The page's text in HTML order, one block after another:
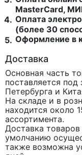
MasterCard,
4. Оплата
(более 30
5. Оформление в
Доставка
Основная часть
поставляется
Петербурга и
На складе и в
находится около
ассортимента.
Доставка товаров
умолчанию
также возможна